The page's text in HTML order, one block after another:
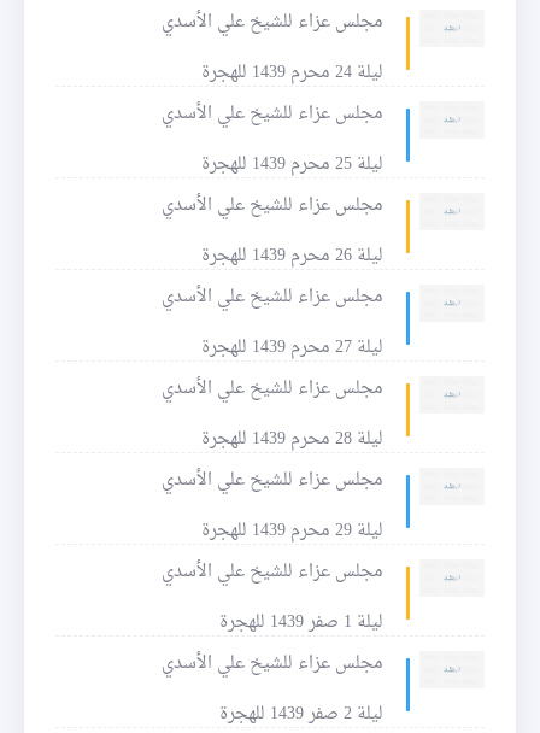
مجلس عزاء للشيخ علي الأسدي
ليلة 24 محرم 1439 للهجرة
مجلس عزاء للشيخ علي الأسدي
ليلة 25 محرم 1439 للهجرة
مجلس عزاء للشيخ علي الأسدي
ليلة 26 محرم 1439 للهجرة
مجلس عزاء للشيخ علي الأسدي
ليلة 27 محرم 1439 للهجرة
مجلس عزاء للشيخ علي الأسدي
ليلة 28 محرم 1439 للهجرة
مجلس عزاء للشيخ علي الأسدي
ليلة 29 محرم 1439 للهجرة
مجلس عزاء للشيخ علي الأسدي
ليلة 1 صفر 1439 للهجرة
مجلس عزاء للشيخ علي الأسدي
ليلة 2 صفر 1439 للهجرة